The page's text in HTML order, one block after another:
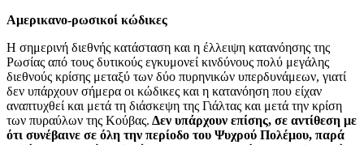
Αμερικανο-ρωσικοί κώδικες
Η σημερινή διεθνής κατάσταση και η έλλειψη κατανόησης της
Ρωσίας από τους δυτικούς εγκυμονεί κινδύνους πολύ μεγάλης
διεθνούς κρίσης μεταξύ των δύο πυρηνικών υπερδυνάμεων, γιατί
δεν υπάρχουν σήμερα οι κώδικες και η κατανόηση που είχαν
αναπτυχθεί και μετά τη διάσκεψη της Γιάλτας και μετά την κρίση
των πυραύλων της Κούβας. Δεν υπάρχουν επίσης, σε αντίθεση με
ότι συνέβαινε σε όλη την περίοδο του Ψυχρού Πολέμου, παρά